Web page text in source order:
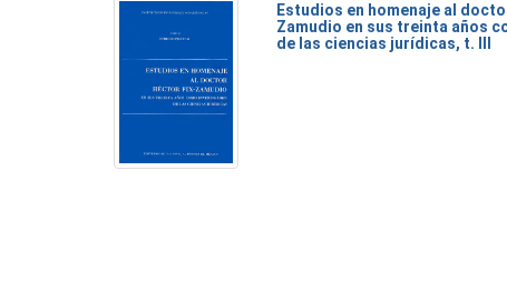
Estudios en homenaje al
Zamudio en sus treinta años
de las ciencias jurídicas, t. III